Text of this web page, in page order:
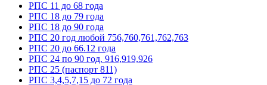
РПС 11 до 68 года
РПС 18 до 79 года
РПС 18 до 90 года
РПС 20 год любой 756,760,761,762,763
РПС 20 до 66.12 года
РПС 24 по 90 год. 916,919,926
РПС 25 (паспорт 811)
РПС 3,4,5,7,15 до 72 года